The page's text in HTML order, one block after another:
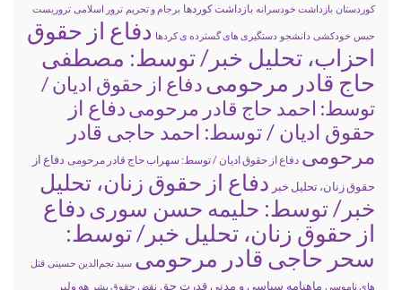
کوردستان بازداشت خودسرانه بازداشت کوردها برجام و تحریم ترور اسلامی تروریست
حبس خودکشی دانشجو دستگیری های گسترده ی کردها دفاع از حقوق
احزاب، تحلیل خبر/ توسط: مصطفی
حاج قادر مرحومیدفاع از حقوق ادیان /
توسط: احمد حاج قادر مرحومیدفاع از
حقوق ادیان / توسط: احمد حاجی قادر
مرحومی دفاع از حقوق ادیان / توسط: سهراب حاج قادر مرحومی دفاع از
حقوق زنان، تحلیل خبر دفاع از حقوق زنان، تحلیل
خبر/ توسط: حلیمه حسن سوری دفاع
از حقوق زنان، تحلیل خبر/ توسط:
سحر حاجی قادر مرحومی سید نجم‌الدین حسینی قتل
های ناموسی ماهنامه سیاسی و مدنی قدرت حق نقض حقوق بشر هه ولیر